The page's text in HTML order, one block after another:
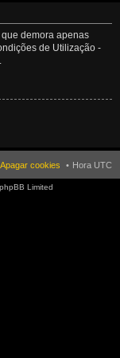
demora apenas
de Utilização -
Hora UTC
Apagar cookies
Limited